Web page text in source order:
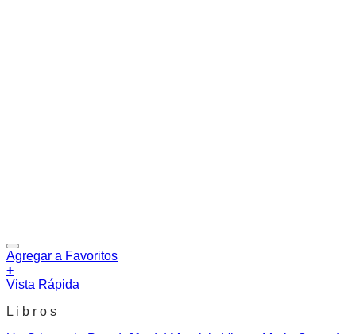
Agregar a Favoritos
+
Vista Rápida
L i b r o s